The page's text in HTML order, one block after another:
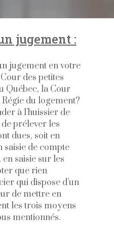
jugement :
jugement en votre
des petites
Québec, la Cour
du logement?
à l’huissier de
de prélever les
dues, soit en
saisie de compte
saisie sur les
que rien
qui dispose d’un
de mettre en
les trois moyens
mentionnés.